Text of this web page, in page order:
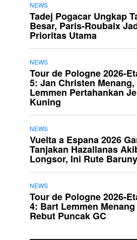
NEWS
Tadej Pogacar Ungkap
Besar, Paris-Roubaix
Prioritas Utama
NEWS
Tour de Pologne 2026-
5: Jan Christen
Lemmen Pertahankan
Kuning
NEWS
Vuelta a Espana 2026
Tanjakan Hazallanas
Longsor, Ini Rute
NEWS
Tour de Pologne 2026-
4: Bart Lemmen
Rebut Puncak GC